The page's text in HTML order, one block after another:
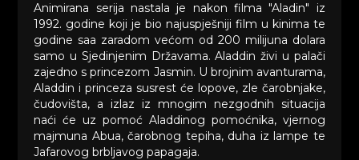
Animirana serija nastala je nakon filma "Aladin" iz
1992. godine koji je bio najuspješniji film u kinima te
godine saa zaradom većom od 200 milijuna dolara
samo u Sjedinjenim Državama. Aladdin živi u palači
zajedno s princezom Jasmin. U brojnim avanturama,
Aladdin i princeza susrest će lopove, zle čarobnjake,
čudovišta, a izlaz iz mnogim nezgodnih situacija
naći će uz pomoć Aladdinog pomoćnika, vjernog
majmuna Abua, čarobnog tepiha, duha iz lampe te
Jafarovog brbljavog papagaja.